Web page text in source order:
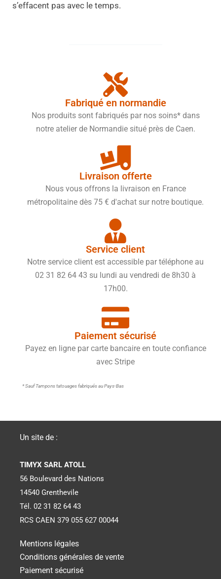
s’effacent pas avec le temps.
Fabriqué en normandie
Nos produits sont fabriqués par nos soins* dans
notre atelier de Normandie situé près de Caen.
Livraison offerte
Nous vous offrons la livraison en France
métropolitaine dès 75 € d'achat sur notre boutique.
Service client
Notre service client est accessible par téléphone au
02 31 82 64 43 su lundi au vendredi de 8h30 à
17h00.
Paiement sécurisé
Payez en ligne par carte bancaire en toute confiance
avec Stripe
* Sauf Tampons tatouages fabriqués au Pays-Bas
Un site de :
TIMYX SARL ATOLL
56 Boulevard des Nations
14540 Grenthevile
Tél. 02 31 82 64 43
RCS CAEN 379 055 627 00044
Mentions légales
Conditions générales de vente
Paiement sécurisé